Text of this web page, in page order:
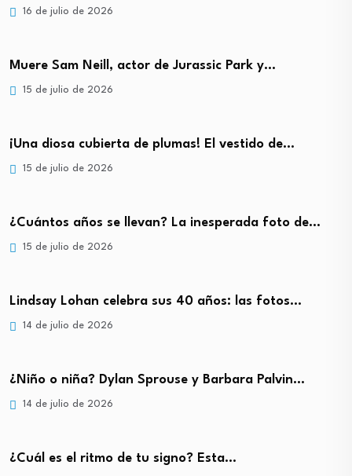
16 de julio de 2026
Muere Sam Neill, actor de Jurassic Park y…
15 de julio de 2026
¡Una diosa cubierta de plumas! El vestido de…
15 de julio de 2026
¿Cuántos años se llevan? La inesperada foto de…
15 de julio de 2026
Lindsay Lohan celebra sus 40 años: las fotos…
14 de julio de 2026
¿Niño o niña? Dylan Sprouse y Barbara Palvin…
14 de julio de 2026
¿Cuál es el ritmo de tu signo? Esta…